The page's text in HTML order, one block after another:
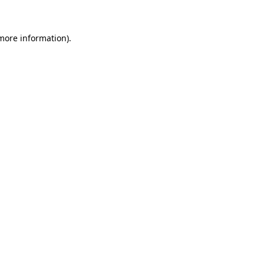
information).